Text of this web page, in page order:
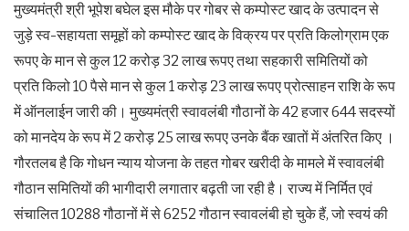
मुख्यमंत्री श्री भूपेश बघेल इस मौके पर गोबर से कम्पोस्ट खाद के उत्पादन से
जुड़े स्व-सहायता समूहों को कम्पोस्ट खाद के विक्रय पर प्रति किलोग्राम एक
रूपए के मान से कुल 12 करोड़ 32 लाख रूपए तथा सहकारी समितियों को
प्रति किलो 10 पैसे मान से कुल 1 करोड़ 23 लाख रूपए प्रोत्साहन राशि के रूप
में ऑनलाईन जारी की। मुख्यमंत्री स्वावलंबी गौठानों के 42 हजार 644 सदस्यों
को मानदेय के रूप में 2 करोड़ 25 लाख रूपए उनके बैंक खातों में अंतरित किए ।
गौरतलब है कि गोधन न्याय योजना के तहत गोबर खरीदी के मामले में स्वावलंबी
गौठान समितियों की भागीदारी लगातार बढ़ती जा रही है। राज्य में निर्मित एवं
संचालित 10288 गौठानों में से 6252 गौठान स्वावलंबी हो चुके हैं, जो स्वयं की